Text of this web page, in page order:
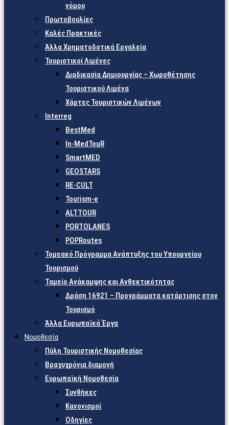
νόμου
Πρωτοβουλίες
Καλές Πρακτικές
Άλλα Χρηματοδοτικά Εργαλεία
Τουριστικοί Λιμένες
Διαδικασία Δημιουργίας – Χωροθέτησης
Τουριστικού Λιμένα
Χάρτες Τουριστικών Λιμένων
Interreg
BestMed
In-MedTouR
SmartMED
GEOSTARS
RE-CULT
Tourism-e
ALTTOUR
PORTOLANES
POPRoutes
Τομεακό Πρόγραμμα Ανάπτυξης του Υπουργείου
Τουρισμού
Ταμείο Ανάκαμψης και Ανθεκτικότητας
Δράση 16921 – Προγράμματα κατάρτισης στον
Τουρισμό
Άλλα Ευρωπαϊκά Έργα
Νομοθεσία
Πύλη Τουριστικής Νομοθεσίας
Βραχυχρόνια διαμονή
Ευρωπαϊκή Νομοθεσία
Συνθήκες
Κανονισμοί
Οδηγίες